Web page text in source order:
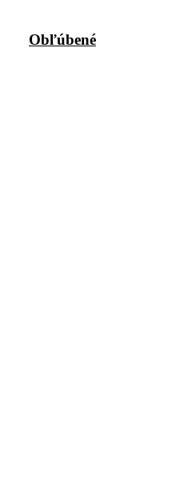
Obľúbené